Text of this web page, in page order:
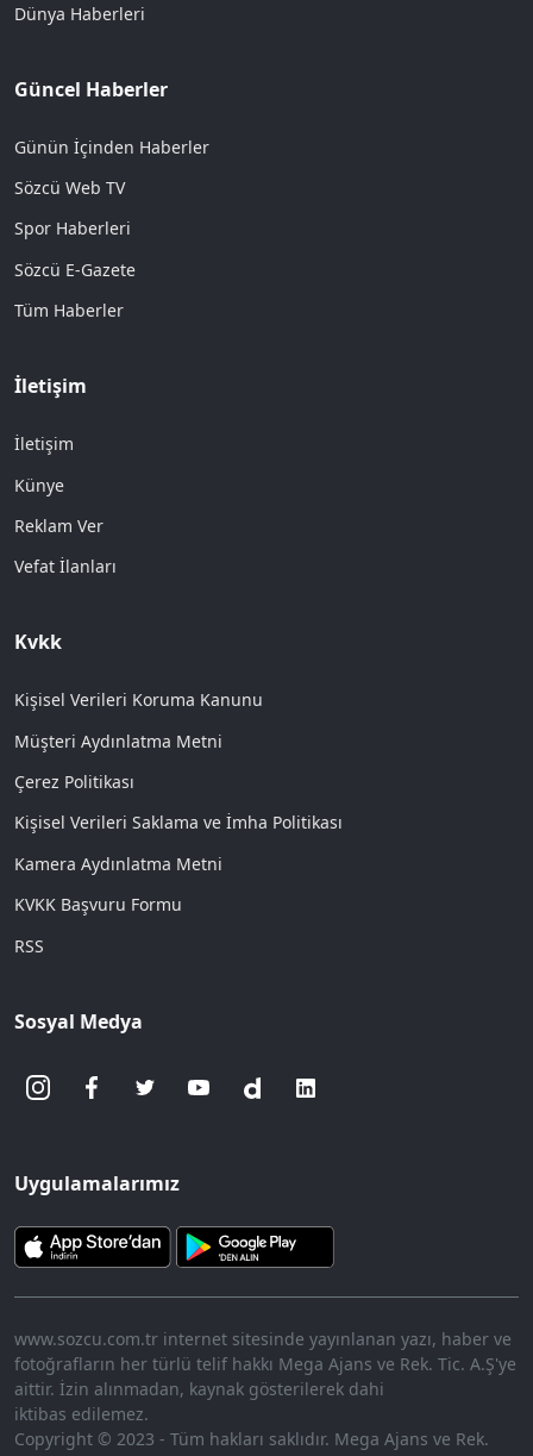
Dünya Haberleri
Güncel Haberler
Günün İçinden Haberler
Sözcü Web TV
Spor Haberleri
Sözcü E-Gazete
Tüm Haberler
İletişim
İletişim
Künye
Reklam Ver
Vefat İlanları
Kvkk
Kişisel Verileri Koruma Kanunu
Müşteri Aydınlatma Metni
Çerez Politikası
Kişisel Verileri Saklama ve İmha Politikası
Kamera Aydınlatma Metni
KVKK Başvuru Formu
RSS
Sosyal Medya
Uygulamalarımız
www.sozcu.com.tr internet sitesinde yayınlanan yazı, haber ve
fotoğrafların her türlü telif hakkı Mega Ajans ve Rek. Tic. A.Ş'ye
aittir. İzin alınmadan, kaynak gösterilerek dahi
iktibas edilemez.
Copyright © 2023 - Tüm hakları saklıdır. Mega Ajans ve Rek.